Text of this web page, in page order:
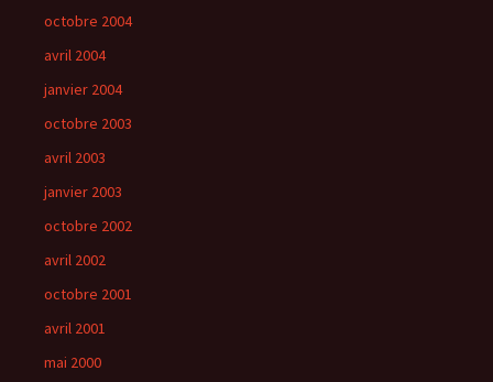
octobre 2004
avril 2004
janvier 2004
octobre 2003
avril 2003
janvier 2003
octobre 2002
avril 2002
octobre 2001
avril 2001
mai 2000